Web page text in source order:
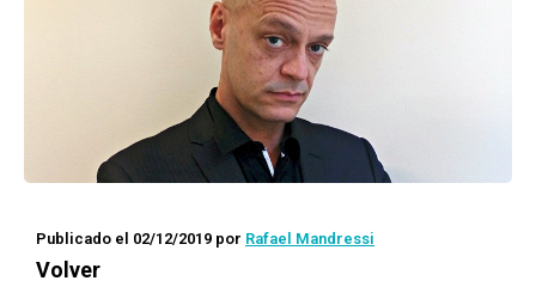
Publicado el 02/12/2019 por Rafael Mandressi
Volver